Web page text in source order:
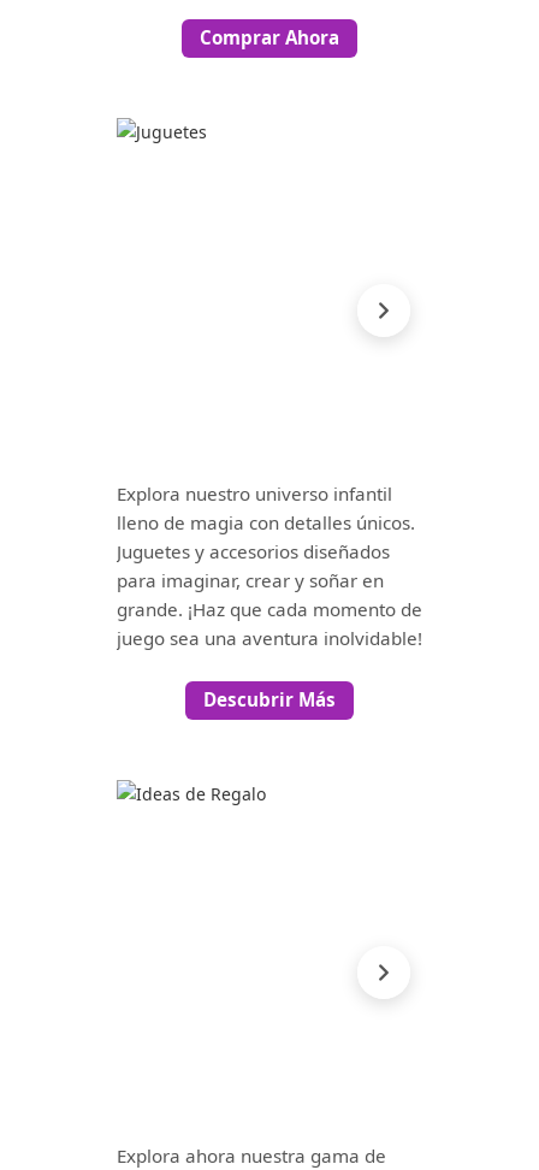
Comprar Ahora
Explora nuestro universo infantil
lleno de magia con detalles únicos.
Juguetes y accesorios diseñados
para imaginar, crear y soñar en
grande. ¡Haz que cada momento de
juego sea una aventura inolvidable!
Descubrir Más
Explora ahora nuestra gama de